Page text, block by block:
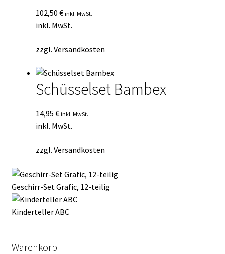
102,50 € inkl. MwSt.
inkl. MwSt.
zzgl. Versandkosten
Schüsselset Bambex
14,95 € inkl. MwSt.
inkl. MwSt.
zzgl. Versandkosten
Geschirr-Set Grafic, 12-teilig
Kinderteller ABC
Warenkorb